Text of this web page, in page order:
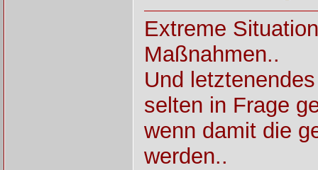
Extreme
Maßnahmen..
Und
selten in Frage
wenn damit die
werden..